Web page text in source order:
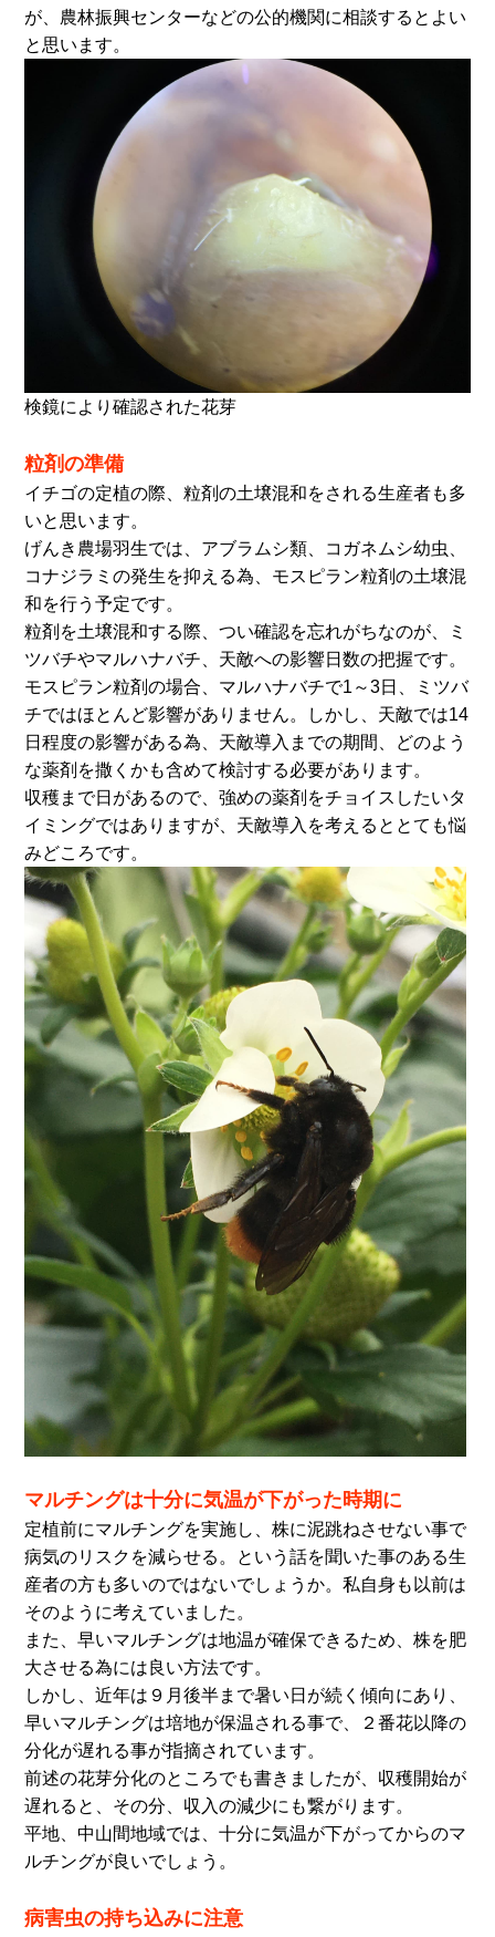
が、農林振興センターなどの公的機関に相談するとよい
と思います。
検鏡により確認された花芽
粒剤の準備
イチゴの定植の際、粒剤の土壌混和をされる生産者も多
いと思います。
げんき農場羽生では、アブラムシ類、コガネムシ幼虫、
コナジラミの発生を抑える為、モスピラン粒剤の土壌混
和を行う予定です。
粒剤を土壌混和する際、つい確認を忘れがちなのが、ミ
ツバチやマルハナバチ、天敵への影響日数の把握です。
モスピラン粒剤の場合、マルハナバチで1～3日、ミツバ
チではほとんど影響がありません。しかし、天敵では14
日程度の影響がある為、天敵導入までの期間、どのよう
な薬剤を撒くかも含めて検討する必要があります。
収穫まで日があるので、強めの薬剤をチョイスしたいタ
イミングではありますが、天敵導入を考えるととても悩
みどころです。
マルチングは十分に気温が下がった時期に
定植前にマルチングを実施し、株に泥跳ねさせない事で
病気のリスクを減らせる。という話を聞いた事のある生
産者の方も多いのではないでしょうか。私自身も以前は
そのように考えていました。
また、早いマルチングは地温が確保できるため、株を肥
大させる為には良い方法です。
しかし、近年は９月後半まで暑い日が続く傾向にあり、
早いマルチングは培地が保温される事で、２番花以降の
分化が遅れる事が指摘されています。
前述の花芽分化のところでも書きましたが、収穫開始が
遅れると、その分、収入の減少にも繋がります。
平地、中山間地域では、十分に気温が下がってからのマ
ルチングが良いでしょう。
病害虫の持ち込みに注意